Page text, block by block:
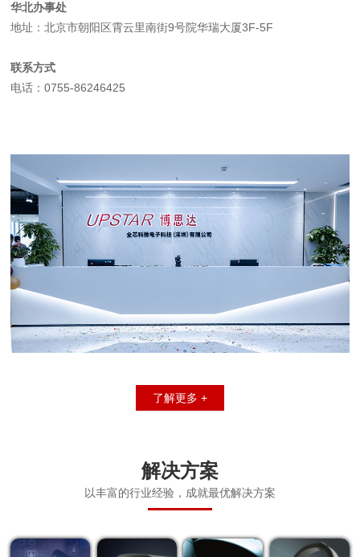
华北办事处
地址：北京市朝阳区霄云里南街9号院华瑞大厦3F-5F
联系方式
电话：0755-86246425
了解更多 +
解决方案
以丰富的行业经验，成就最优解决方案